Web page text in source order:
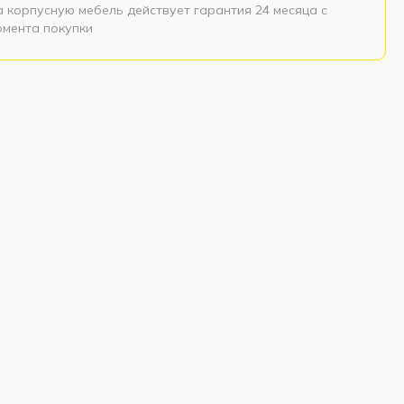
корпусную мебель действует гарантия 24 месяца с
покупки